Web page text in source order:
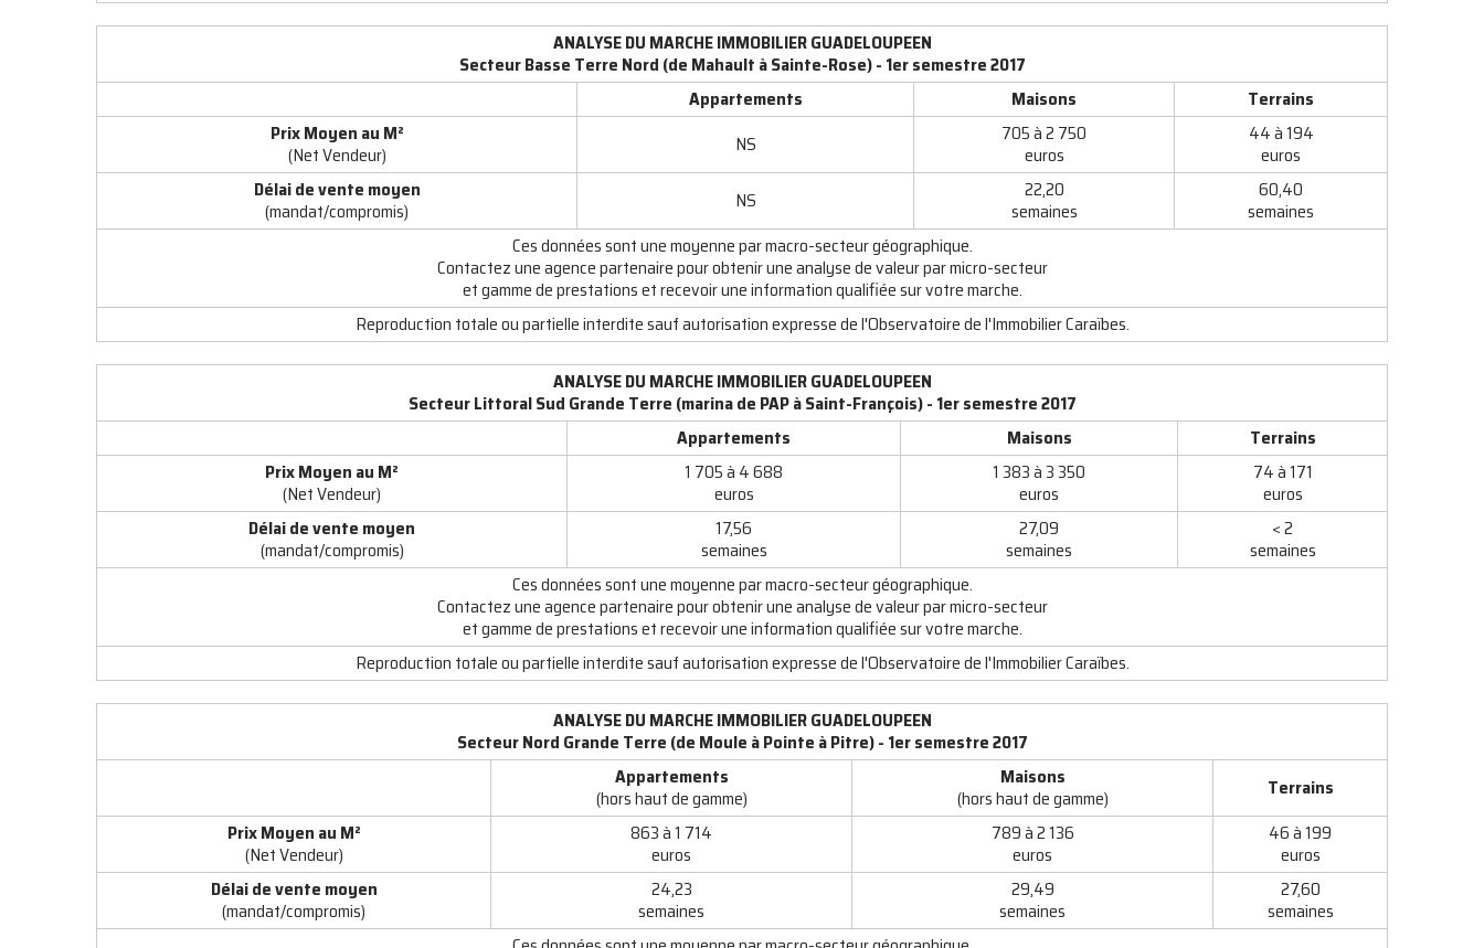
ANALYSE DU MARCHE IMMOBILIER GUADELOUPEEN
Secteur Basse Terre Nord (de Mahault à Sainte-Rose) - 1er semestre 2017
Appartements
Maisons
Terrains
Prix Moyen au M²
(Net Vendeur)
NS
705 à 2 750
euros
44 à 194
euros
Délai de vente moyen
(mandat/compromis)
NS
22,20
semaines
60,40
semaines
Ces données sont une moyenne par macro-secteur géographique.
Contactez une agence partenaire pour obtenir une analyse de valeur par micro-secteur
et gamme de prestations et recevoir une information qualifiée sur votre marche.
Reproduction totale ou partielle interdite sauf autorisation expresse de l'Observatoire de l'Immobilier Caraïbes.
ANALYSE DU MARCHE IMMOBILIER GUADELOUPEEN
Secteur Littoral Sud Grande Terre (marina de PAP à Saint-François) - 1er semestre 2017
Appartements
Maisons
Terrains
Prix Moyen au M²
(Net Vendeur)
1 705 à 4 688
euros
1 383 à 3 350
euros
74 à 171
euros
Délai de vente moyen
(mandat/compromis)
17,56
semaines
27,09
semaines
< 2
semaines
Ces données sont une moyenne par macro-secteur géographique.
Contactez une agence partenaire pour obtenir une analyse de valeur par micro-secteur
et gamme de prestations et recevoir une information qualifiée sur votre marche.
Reproduction totale ou partielle interdite sauf autorisation expresse de l'Observatoire de l'Immobilier Caraïbes.
ANALYSE DU MARCHE IMMOBILIER GUADELOUPEEN
Secteur Nord Grande Terre (de Moule à Pointe à Pitre) - 1er semestre 2017
Appartements
(hors haut de gamme)
Maisons
(hors haut de gamme)
Terrains
Prix Moyen au M²
(Net Vendeur)
863 à 1 714
euros
789 à 2 136
euros
46 à 199
euros
Délai de vente moyen
(mandat/compromis)
24,23
semaines
29,49
semaines
27,60
semaines